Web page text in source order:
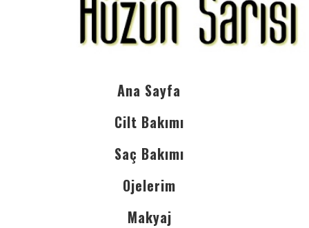
Ana Sayfa
Cilt Bakımı
Saç Bakımı
Ojelerim
Makyaj